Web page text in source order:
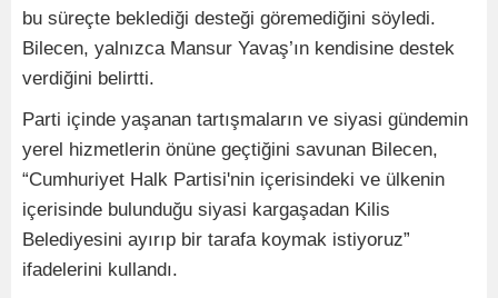
bu süreçte beklediği desteği göremediğini söyledi.
Bilecen, yalnızca Mansur Yavaş’ın kendisine destek
verdiğini belirtti.
Parti içinde yaşanan tartışmaların ve siyasi gündemin
yerel hizmetlerin önüne geçtiğini savunan Bilecen,
“Cumhuriyet Halk Partisi'nin içerisindeki ve ülkenin
içerisinde bulunduğu siyasi kargaşadan Kilis
Belediyesini ayırıp bir tarafa koymak istiyoruz”
ifadelerini kullandı.